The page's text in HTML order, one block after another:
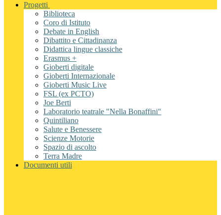
Progetti
Biblioteca
Coro di Istituto
Debate in English
Dibattito e Cittadinanza
Didattica lingue classiche
Erasmus +
Gioberti digitale
Gioberti Internazionale
Gioberti Music Live
FSL (ex PCTO)
Joe Berti
Laboratorio teatrale "Nella Bonaffini"
Quintiliano
Salute e Benessere
Scienze Motorie
Spazio di ascolto
Terra Madre
Documenti utili